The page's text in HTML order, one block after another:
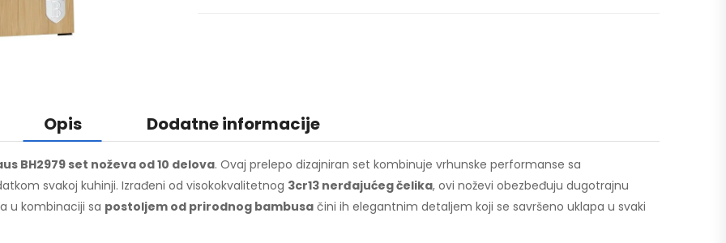
Opis Dodatne informacije
BH2979 set noževa od 10 delova. Ovaj prelepo dizajniran set kombinuje vrhunske performanse sa
svakoj kuhinji. Izrađeni od visokokvalitetnog 3cr13 nerđajućeg čelika, ovi noževi obezbeđuju dugotrajnu
u kombinaciji sa postoljem od prirodnog bambusa čini ih elegantnim detaljem koji se savršeno uklapa u svaki